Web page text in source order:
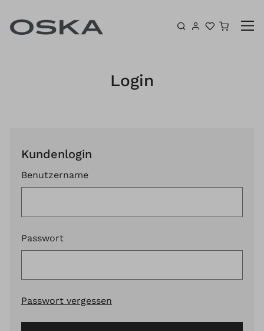
Login
Kundenlogin
Benutzername
Passwort
Passwort vergessen